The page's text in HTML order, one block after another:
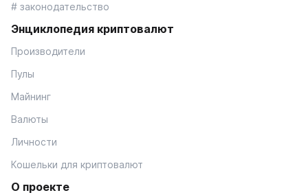
# законодательство
Энциклопедия криптовалют
Производители
Пулы
Майнинг
Валюты
Личности
Кошельки для криптовалют
О проекте